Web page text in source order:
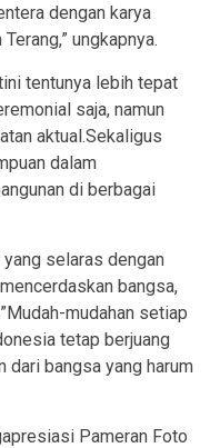
dengan karya
ungkapnya.
tentunya lebih tepat
saja, namun
aktual.Sekaligus
dalam
di berbagai
selaras dengan
bangsa,
mudahan setiap
tetap berjuang
dari bangsa yang harum
Pameran Foto